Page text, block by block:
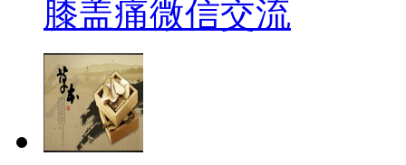
膝盖痛微信交流